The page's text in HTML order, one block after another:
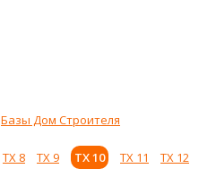
Базы Дом Строителя
ТХ 8 ТХ 9 ТХ 10 ТХ 11
ТХ 12